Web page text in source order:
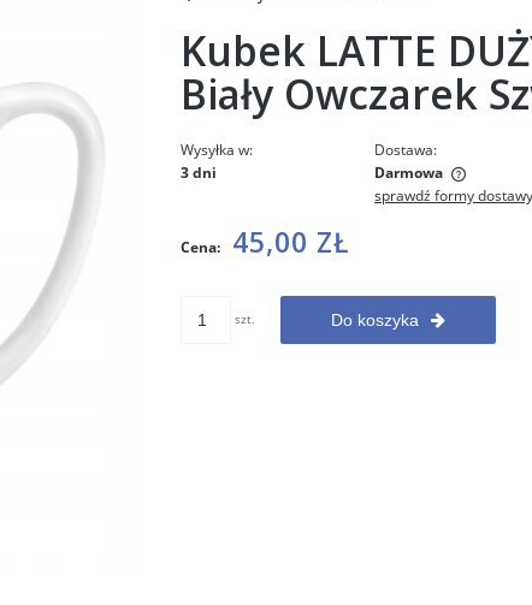
Kubek LATTE
Biały Owczarek
Wysyłka w:
3 dni
Dostawa:
Darmowa
kosztów płatności
sprawdź formy dostawy
Cena: 45,00 ZŁ
szt. Do koszyka